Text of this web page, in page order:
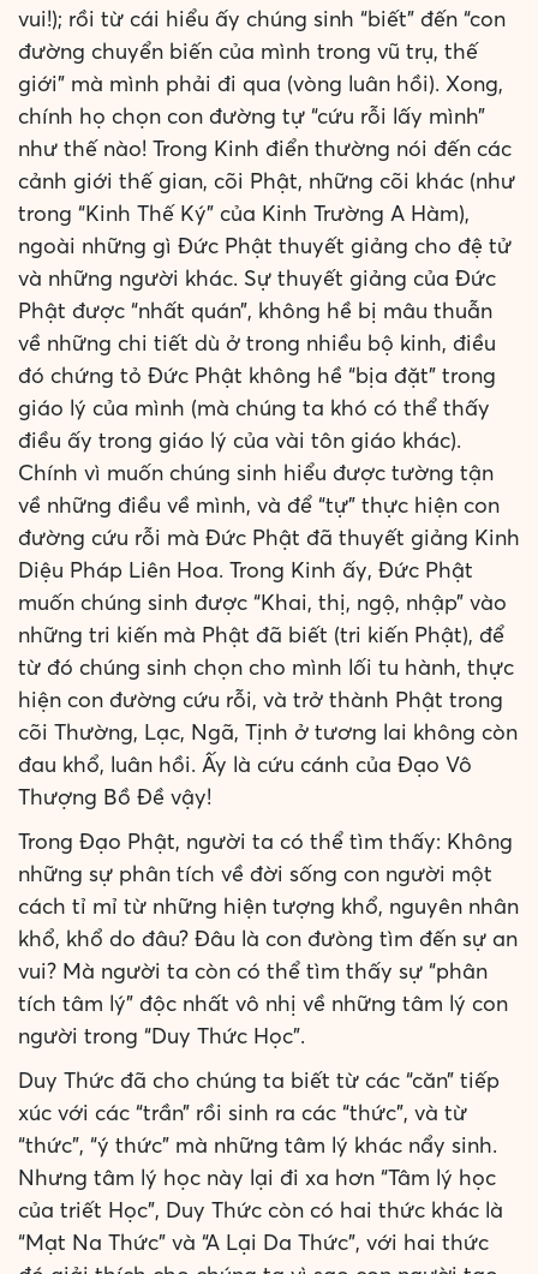
vui!); rồi từ cái hiểu ấy chúng sinh “biết” đến “con
đường chuyển biến của mình trong vũ trụ, thế
giới” mà mình phải đi qua (vòng luân hồi). Xong,
chính họ chọn con đường tự “cứu rỗi lấy mình”
như thế nào! Trong Kinh điển thường nói đến các
cảnh giới thế gian, cõi Phật, những cõi khác (như
trong “Kinh Thế Ký” của Kinh Trường A Hàm),
ngoài những gì Đức Phật thuyết giảng cho đệ tử
và những người khác. Sự thuyết giảng của Đức
Phật được “nhất quán”, không hề bị mâu thuẫn
về những chi tiết dù ở trong nhiều bộ kinh, điều
đó chứng tỏ Đức Phật không hề “bịa đặt” trong
giáo lý của mình (mà chúng ta khó có thể thấy
điều ấy trong giáo lý của vài tôn giáo khác).
Chính vì muốn chúng sinh hiểu được tường tận
về những điều về mình, và để “tự” thực hiện con
đường cứu rỗi mà Đức Phật đã thuyết giảng Kinh
Diệu Pháp Liên Hoa. Trong Kinh ấy, Đức Phật
muốn chúng sinh được “Khai, thị, ngộ, nhập” vào
những tri kiến mà Phật đã biết (tri kiến Phật), để
từ đó chúng sinh chọn cho mình lối tu hành, thực
hiện con đường cứu rỗi, và trở thành Phật trong
cõi Thường, Lạc, Ngã, Tịnh ở tương lai không còn
đau khổ, luân hồi. Ấy là cứu cánh của Đạo Vô
Thượng Bồ Đề vậy!
Trong Đạo Phật, người ta có thể tìm thấy: Không
những sự phân tích về đời sống con người một
cách tỉ mỉ từ những hiện tượng khổ, nguyên nhân
khổ, khổ do đâu? Đâu là con đưòng tìm đến sự an
vui? Mà người ta còn có thể tìm thấy sự “phân
tích tâm lý” độc nhất vô nhị về những tâm lý con
người trong “Duy Thức Học”.
Duy Thức đã cho chúng ta biết từ các “căn” tiếp
xúc với các “trần” rồi sinh ra các “thức”, và từ
“thức”, “ý thức” mà những tâm lý khác nẩy sinh.
Nhưng tâm lý học này lại đi xa hơn “Tâm lý học
của triết Học”, Duy Thức còn có hai thức khác là
“Mạt Na Thức” và “A Lại Da Thức”, với hai thức